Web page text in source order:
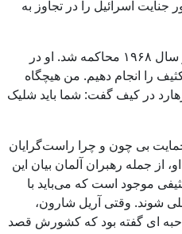
اسرائیل را در تجاوز به
فرمانده اس‌اس، اگوست هافنر در سال ۱۹۶۸ محاکمه شد. او در
را انجام دهیم. من هیچگاه
در کیف گفت: شما باید شلیک
بی چون و چرا راست‌گرایان
از جمله رهبران آلمان بیان این
موجود است که می‌باید با
شوند. وقتی آریل شارون،
ای گفته بود که کشورش قصد